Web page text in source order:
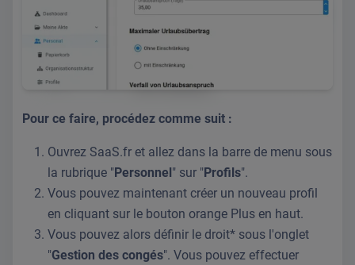
Pour ce faire, procédez comme suit :
Ouvrez SaaS.fr et allez dans la barre de menu sous
la rubrique "Personnel " sur "Profils".
Vous pouvez maintenant créer un nouveau profil
en cliquant sur le bouton orange Plus en haut.
Vous pouvez alors définir le droit* sous l'onglet
"Gestion des congés". Vous pouvez effectuer